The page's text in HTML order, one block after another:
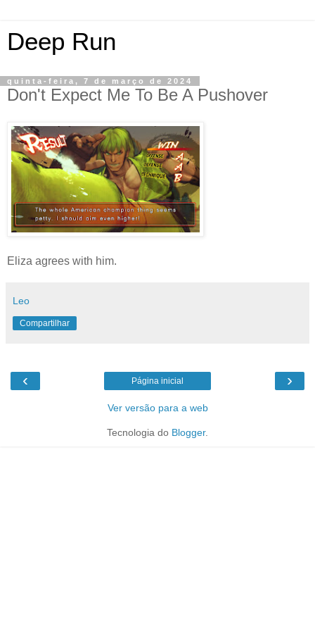
Deep Run
quinta-feira, 7 de março de 2024
Don't Expect Me To Be A Pushover
Eliza agrees with him.
Leo
Compartilhar
‹ ›
Página inicial
Ver versão para a web
Tecnologia do Blogger.